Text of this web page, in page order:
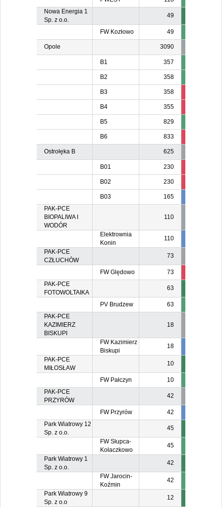
Nowa Energia 1
Sp. z o.o.
49
FW Kozłowo 49
Opole 3090
B1 357
B2 358
B3 358
B4 355
B5 829
B6 833
Ostrołęka B 625
B01 230
B02 230
B03 165
PAK-PCE
BIOPALIWA I
WODÓR
110
Elektrownia
Konin
110
PAK-PCE
CZŁUCHÓW
73
FW Ględowo 73
PAK-PCE
FOTOWOLTAIKA
63
PV Brudzew
63
PAK-PCE
KAZIMIERZ
BISKUPI
18
FW Kazimierz
Biskupi
18
PAK-PCE
MIŁOSŁAW
10
FW Pałczyn
10
PAK-PCE
PRZYRÓW
42
FW Przyrów 42
Park Wiatrowy 12
Sp. z o.o.
45
FW Słupca-
Kołaczkowo
45
Park Wiatrowy 1
Sp. z o.o.
42
FW Jarocin-
Koźmin
42
Park Wiatrowy 9
Sp. z o.o
12